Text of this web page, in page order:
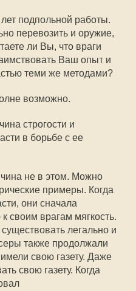
подпольной работы.
перевозить и оружие,
ли Вы, что враги
Ваш опыт и
теми же методами?
возможно.
строгости и
в борьбе с ее
не в этом. Можно
примеры. Когда
они сначала
своим врагам мягкость.
легально и
также продолжали
свою газету. Даже
свою газету. Когда